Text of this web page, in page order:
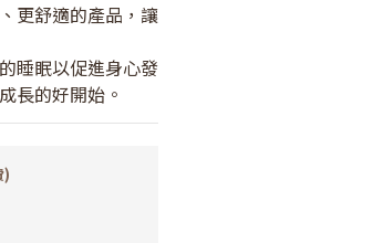
更舒適的產品，讓
睡眠以促進身心發
長的好開始。
)